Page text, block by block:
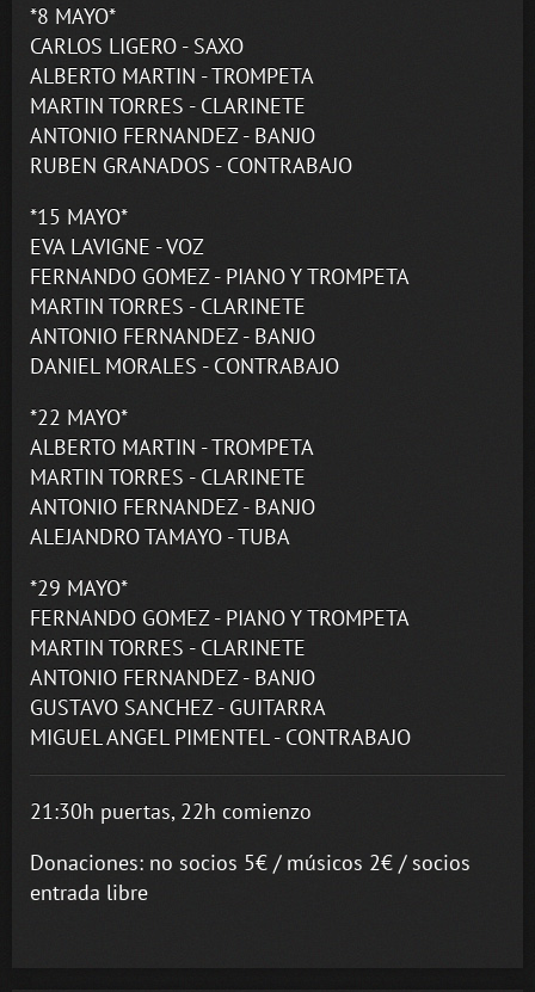
*8 MAYO*
CARLOS LIGERO - SAXO
ALBERTO MARTIN - TROMPETA
MARTIN TORRES - CLARINETE
ANTONIO FERNANDEZ - BANJO
RUBEN GRANADOS - CONTRABAJO
*15 MAYO*
EVA LAVIGNE - VOZ
FERNANDO GOMEZ - PIANO Y TROMPETA
MARTIN TORRES - CLARINETE
ANTONIO FERNANDEZ - BANJO
DANIEL MORALES - CONTRABAJO
*22 MAYO*
ALBERTO MARTIN - TROMPETA
MARTIN TORRES - CLARINETE
ANTONIO FERNANDEZ - BANJO
ALEJANDRO TAMAYO - TUBA
*29 MAYO*
FERNANDO GOMEZ - PIANO Y TROMPETA
MARTIN TORRES - CLARINETE
ANTONIO FERNANDEZ - BANJO
GUSTAVO SANCHEZ - GUITARRA
MIGUEL ANGEL PIMENTEL - CONTRABAJO
21:30h puertas, 22h comienzo
Donaciones: no socios 5€ / músicos 2€ / socios
entrada libre